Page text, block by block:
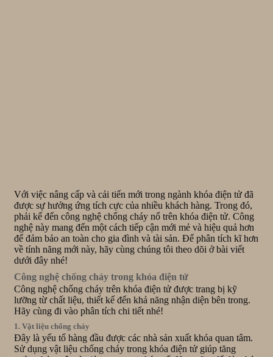
Với việc nâng cấp và cải tiến mới trong ngành khóa điện tử đã
được sự hưởng ứng tích cực của nhiều khách hàng. Trong đó,
phải kể đến công nghệ chống cháy nổ trên khóa điện tử. Công
nghệ này mang đến một cách tiếp cận mới mẻ và hiệu quả hơn
để đảm bảo an toàn cho gia đình và tài sản. Để phân tích kĩ hơn
về tính năng mới này, hãy cùng chúng tôi theo dõi ở bài viết
dưới đây nhé!
Công nghệ chống cháy trong khóa điện tử
Công nghệ chống cháy trên khóa điện tử được trang bị kỹ
lưỡng từ chất liệu, thiết kế đến khả năng nhận diện bên trong.
Hãy cùng đi vào phân tích chi tiết nhé!
1. Vật liệu chống cháy
Đây là yếu tố hàng đầu được các nhà sản xuất khóa quan tâm.
Sử dụng vật liệu chống cháy trong khóa điện tử giúp tăng